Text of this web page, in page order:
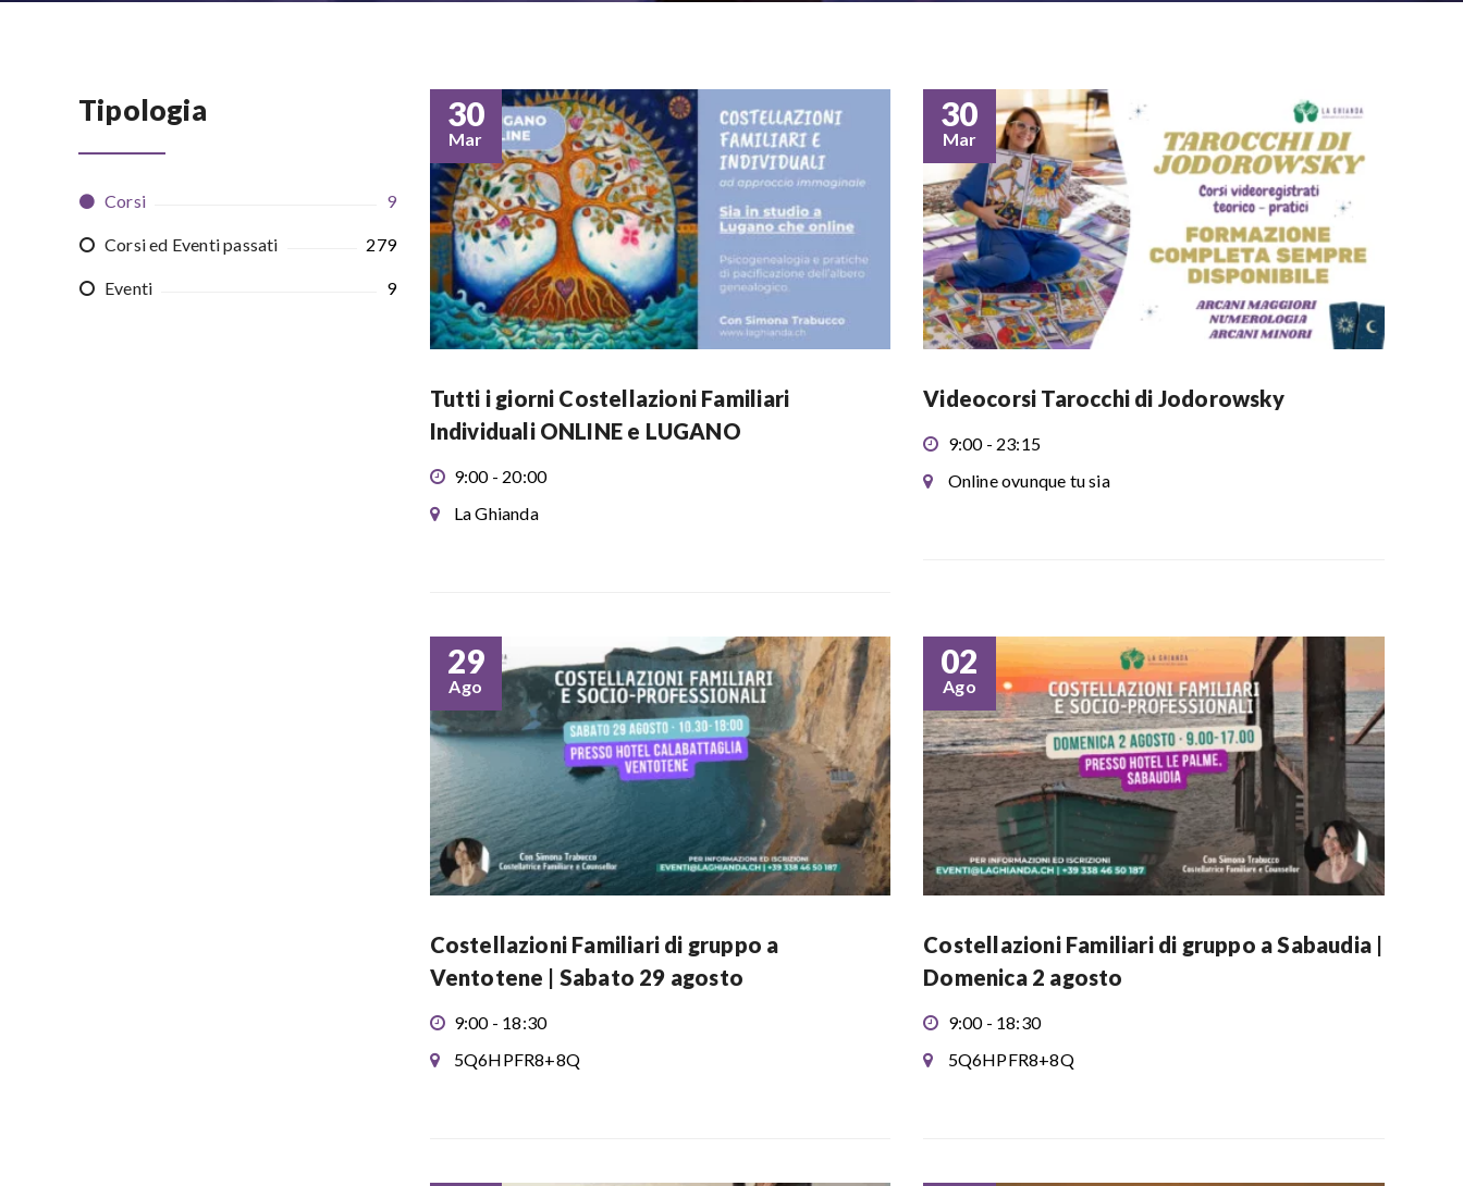
30
Mar
Tutti i giorni Costellazioni Familiari
Individuali ONLINE e LUGANO
9:00 - 20:00
La Ghianda
30
Mar
Videocorsi Tarocchi di Jodorowsky
9:00 - 23:15
Online ovunque tu sia
29
Ago
Costellazioni Familiari di gruppo a
Ventotene | Sabato 29 agosto
9:00 - 18:30
5Q6HPFR8+8Q
02
Ago
Costellazioni Familiari di gruppo a Sabaudia |
Domenica 2 agosto
9:00 - 18:30
5Q6HPFR8+8Q
Tipologia
Corsi 9
Corsi ed Eventi passati 279
Eventi 9